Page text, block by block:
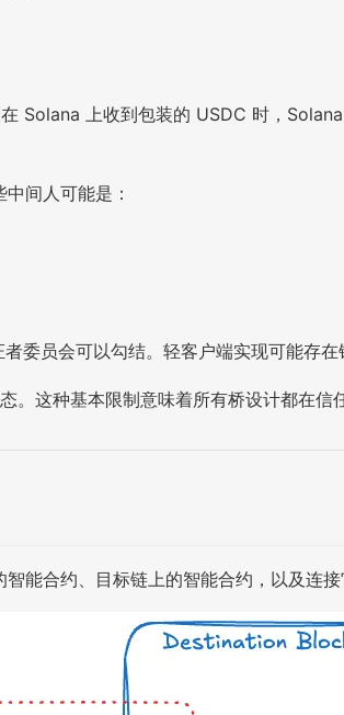
Solana 上收到包装的 USDC 时，
间人可能是：
员会可以勾结。轻客户端实现可能存在
这种基本限制意味着所有桥设计都在信
能合约、目标链上的智能合约，以及连接